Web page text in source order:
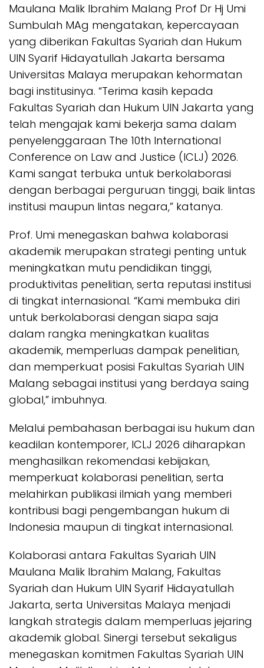
Maulana Malik Ibrahim Malang Prof Dr Hj Umi
Sumbulah MAg mengatakan, kepercayaan
yang diberikan Fakultas Syariah dan Hukum
UIN Syarif Hidayatullah Jakarta bersama
Universitas Malaya merupakan kehormatan
bagi institusinya. “Terima kasih kepada
Fakultas Syariah dan Hukum UIN Jakarta yang
telah mengajak kami bekerja sama dalam
penyelenggaraan The 10th International
Conference on Law and Justice (ICLJ) 2026.
Kami sangat terbuka untuk berkolaborasi
dengan berbagai perguruan tinggi, baik lintas
institusi maupun lintas negara,” katanya.
Prof. Umi menegaskan bahwa kolaborasi
akademik merupakan strategi penting untuk
meningkatkan mutu pendidikan tinggi,
produktivitas penelitian, serta reputasi institusi
di tingkat internasional. “Kami membuka diri
untuk berkolaborasi dengan siapa saja
dalam rangka meningkatkan kualitas
akademik, memperluas dampak penelitian,
dan memperkuat posisi Fakultas Syariah UIN
Malang sebagai institusi yang berdaya saing
global,” imbuhnya.
Melalui pembahasan berbagai isu hukum dan
keadilan kontemporer, ICLJ 2026 diharapkan
menghasilkan rekomendasi kebijakan,
memperkuat kolaborasi penelitian, serta
melahirkan publikasi ilmiah yang memberi
kontribusi bagi pengembangan hukum di
Indonesia maupun di tingkat internasional.
Kolaborasi antara Fakultas Syariah UIN
Maulana Malik Ibrahim Malang, Fakultas
Syariah dan Hukum UIN Syarif Hidayatullah
Jakarta, serta Universitas Malaya menjadi
langkah strategis dalam memperluas jejaring
akademik global. Sinergi tersebut sekaligus
menegaskan komitmen Fakultas Syariah UIN